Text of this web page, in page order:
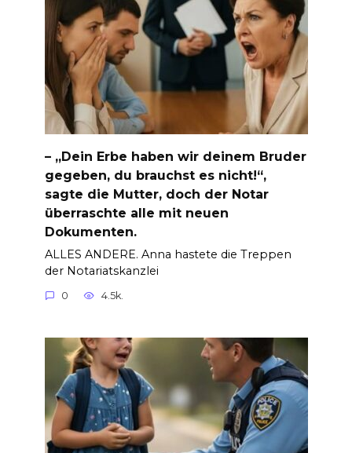
– „Dein Erbe haben wir deinem Bruder
gegeben, du brauchst es nicht!“,
sagte die Mutter, doch der Notar
überraschte alle mit neuen
Dokumenten.
ALLES ANDERE. Anna hastete die Treppen
der Notariatskanzlei
0 4.5k.